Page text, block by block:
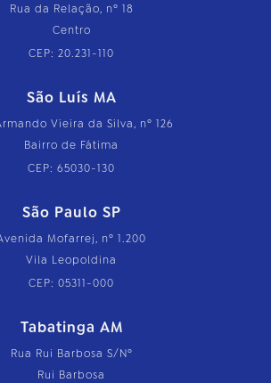
Rua da Relação, nº 18
Centro
CEP: 20.231-110
São Luís MA
Vieira da Silva, nº 126
Bairro de Fátima
CEP: 65030-130
São Paulo SP
Mofarrej, nº 1.200
Vila Leopoldina
CEP: 05311-000
Tabatinga AM
Rua Rui Barbosa S/Nº
Rui Barbosa